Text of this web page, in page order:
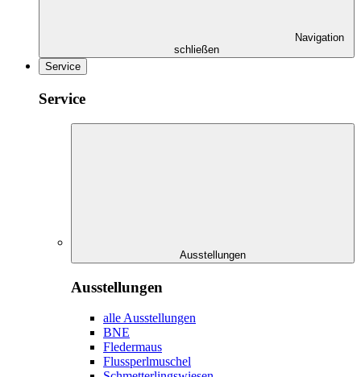
Navigation
schließen
Service
Service
Ausstellungen
Ausstellungen
alle Ausstellungen
BNE
Fledermaus
Flussperlmuschel